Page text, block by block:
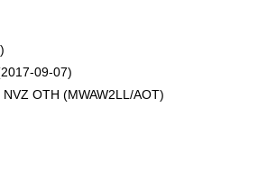
09-07)
OTH (MWAW2LL/AOT)